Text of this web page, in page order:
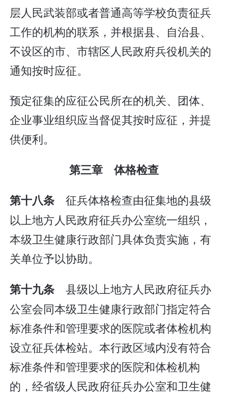
层人民武装部或者普通高等学校负责征兵
工作的机构的联系，并根据县、自治县、
不设区的市、市辖区人民政府兵役机关的
通知按时应征。
预定征集的应征公民所在的机关、团体、
企业事业组织应当督促其按时应征，并提
供便利。
第三章 体格检查
第十八条 征兵体格检查由征集地的县级
以上地方人民政府征兵办公室统一组织，
本级卫生健康行政部门具体负责实施，有
关单位予以协助。
第十九条 县级以上地方人民政府征兵办
公室会同本级卫生健康行政部门指定符合
标准条件和管理要求的医院或者体检机构
设立征兵体检站。本行政区域内没有符合
标准条件和管理要求的医院和体检机构
的，经省级人民政府征兵办公室和卫生健